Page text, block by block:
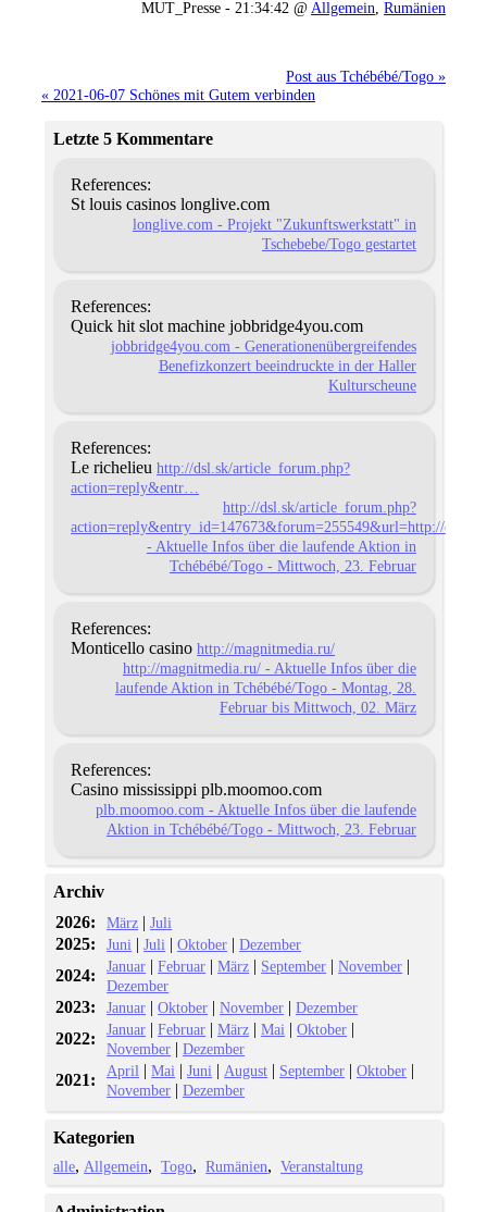
MUT_Presse - 21:34:42 @Allgemein,Rumänien
Post aus Tchébébé/Togo »
« 2021-06-07 Schönes mit Gutem verbinden
Letzte 5 Kommentare
References:
St louis casinos longlive.com
longlive.com - Projekt "Zukunftswerkstatt" in
Tschebebe/Togo gestartet
References:
Quick hit slot machine jobbridge4you.com
jobbridge4you.com - Generationenübergreifendes
Benefizkonzert beeindruckte in der Haller
Kulturscheune
References:
Le richelieuhttp://dsl.sk/article_forum.php?
action=reply&entr…
http://dsl.sk/article_forum.php?
action=reply&entry_id=147673&forum=255549&url=http://
- Aktuelle Infos über die laufende Aktion in
Tchébébé/Togo - Mittwoch, 23. Februar
References:
Monticello casinohttp://magnitmedia.ru/
http://magnitmedia.ru/ - Aktuelle Infos über die
laufende Aktion in Tchébébé/Togo - Montag, 28.
Februar bis Mittwoch, 02. März
References:
Casino mississippi plb.moomoo.com
plb.moomoo.com - Aktuelle Infos über die laufende
Aktion in Tchébébé/Togo - Mittwoch, 23. Februar
Archiv
2026:
März |Juli
2025: Juni |Juli |Oktober |Dezember
2024: Januar |Februar |März | September |November |
Dezember
2023: Januar |Oktober |November |Dezember
2022: Januar |Februar |März |Mai |Oktober |
November |Dezember
2021: April |Mai |Juni | August | September |Oktober |
November |Dezember
Kategorien
alle Allgemein Togo Rumänien Veranstaltung